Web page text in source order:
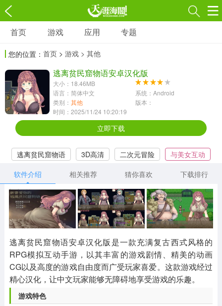
游戏
3697款应用
1597款应用
休闲益智
13387款应用
2196款应用
1072款应用
418款应用
568款应用
音乐舞蹈
269款应用
2716款应用
515款应用
其他
1654款应用
游戏助手
515款应用
MOD游戏
1056款应用
首页 游戏 应用 专题
您的位置： 首页 > 游戏 > 其他
逃离贫民窟物语安卓汉化版
大小：18.46MB
语言：简体中文
系统：Android
类别： 其他
版本：
时间：2025/11/24 10:20:19
立即下载
逃离贫民窟物语 3D高清 二次元冒险
与美女互动
互动触摸游戏
软件介绍 相关推荐 猜你喜欢 下载排行
逃离贫民窟物语安卓汉化版是一款充满复古西式风格的
RPG模拟互动手游，以其丰富的游戏剧情、精美的动画
CG以及高度的游戏自由度而广受玩家喜爱。这款游戏经过
精心汉化，让中文玩家能够无障碍地享受游戏的乐趣。
‌游戏特色‌